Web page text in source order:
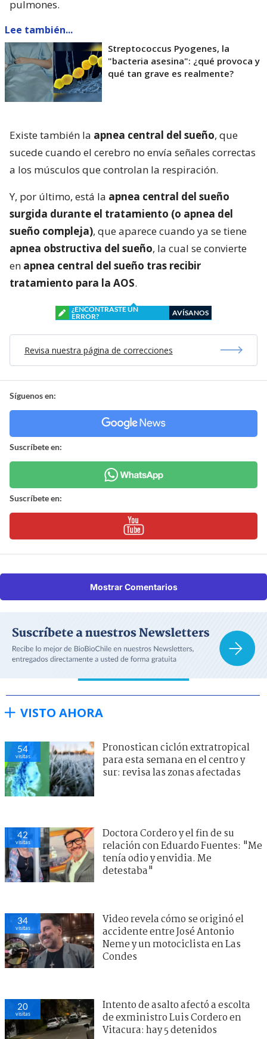
pulmones.
Lee también...
Streptococcus Pyogenes, la
"bacteria asesina": ¿qué provoca y
qué tan grave es realmente?
Existe también la apnea central del sueño, que
sucede cuando el cerebro no envía señales correctas
a los músculos que controlan la respiración.
Y, por último, está la apnea central del sueño
surgida durante el tratamiento (o apnea del
sueño compleja), que aparece cuando ya se tiene
apnea obstructiva del sueño, la cual se convierte
en apnea central del sueño tras recibir
tratamiento para la AOS.
¿ENCONTRASTE UN
ERROR?
AVÍSANOS
Revisa nuestra página de correcciones
Síguenos en:
Suscríbete en:
Suscríbete en:
Mostrar Comentarios
VISTO AHORA
54
visitas
Pronostican ciclón extratropical
para esta semana en el centro y
sur: revisa las zonas afectadas
42
visitas
Doctora Cordero y el fin de su
relación con Eduardo Fuentes: "Me
tenía odio y envidia. Me
detestaba"
34
visitas
Video revela cómo se originó el
accidente entre José Antonio
Neme y un motociclista en Las
Condes
20
visitas
Intento de asalto afectó a escolta
de exministro Luis Cordero en
Vitacura: hay 5 detenidos